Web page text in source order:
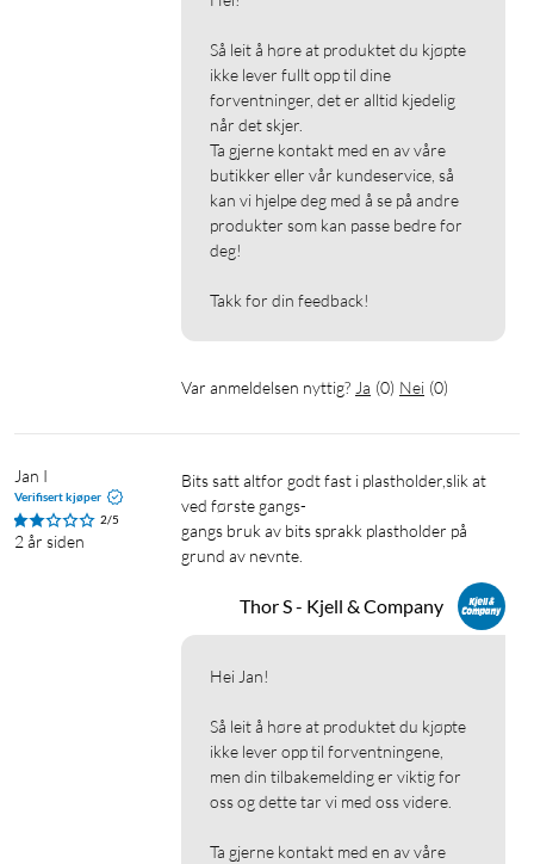
Så leit å høre at produktet du kjøpte
ikke lever fullt opp til dine
forventninger, det er alltid kjedelig
når det skjer.
Ta gjerne kontakt med en av våre
butikker eller vår kundeservice, så
kan vi hjelpe deg med å se på andre
produkter som kan passe bedre for
deg!
Takk for din feedback!
Var anmeldelsen nyttig? Ja (0) Nei (0)
Jan I
Verifisert kjøper
2/5
2 år siden
Bits satt altfor godt fast i plastholder,slik at
ved første gangs-
gangs bruk av bits sprakk plastholder på
grund av nevnte.
Thor S - Kjell & Company
Hei Jan!
Så leit å høre at produktet du kjøpte
ikke lever opp til forventningene,
men din tilbakemelding er viktig for
oss og dette tar vi med oss videre.
Ta gjerne kontakt med en av våre